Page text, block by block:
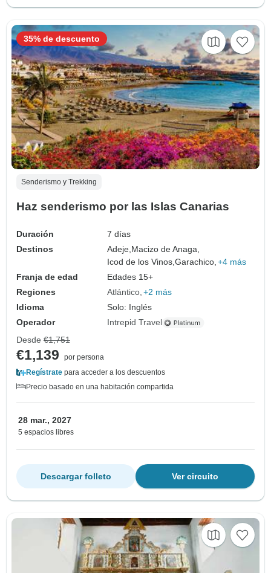
Senderismo y Trekking
Haz senderismo por las Islas Canarias
Duración
7 días
Destinos
Adeje, Macizo de Anaga,
Icod de los Vinos,Garachico, +4 más
Franja de edad
Edades 15+
Regiones
Atlántico +2 más
Idioma
Solo: Inglés
Operador
Intrepid Travel
35% de descuento
Desde €1,751
€1,139
por persona
Regístrate para acceder a los descuentos
Precio basado en una habitación compartida
28 mar., 2027
5 espacios libres
Ver circuito
Descargar folleto